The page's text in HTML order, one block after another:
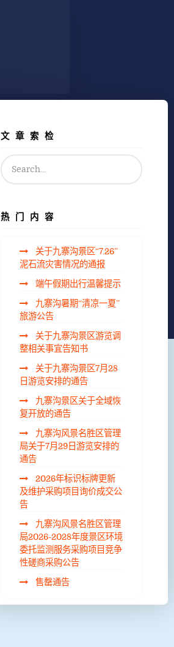
文章索检
热门内容
关于九寨沟景区“7.26”
泥石流灾害情况的通报
端午假期出行温馨提示
九寨沟暑期“清凉一夏”
旅游公告
关于九寨沟景区游览调
整相关事宜告知书
关于九寨沟景区7月28
日游览安排的通告
九寨沟景区关于全域恢
复开放的通告
九寨沟风景名胜区管理
局关于7月29日游览安排的
通告
2026年标识标牌更新
及维护采购项目询价成交公
告
九寨沟风景名胜区管理
局2026-2028年度景区环境
委托监测服务采购项目竞争
性磋商采购公告
售罄通告